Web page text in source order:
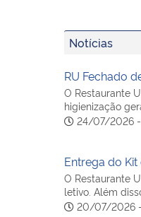
Notícias
RU Fechado
O Restaurante
higienização
24/07/2026 -
Entrega do
O Restaurante
letivo. Além
20/07/2026 -